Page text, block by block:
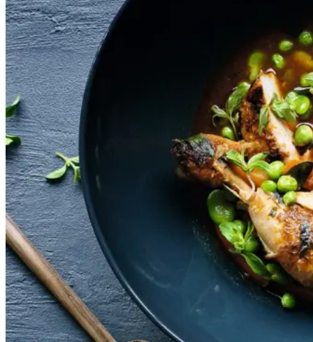
Gem opskrift
Aftensmad
Gustu i La Paz i Bolivia, der
drives af Melting Pot Fonden, og
som har Kamilla Seidler som
køkkenchef, har bidraget med
denne ret fra de bolivianske
højder. Det bolivianske køkken er
nok først og fremmest præget af
spanske indtryk, men med lokale
råvarer. Den elskede kartoffel får
tit en fremtrædende rolle i denne
bjergkøkken ret, som har rødder i
Andesbjergene.